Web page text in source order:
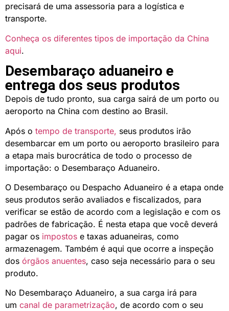
precisará de uma assessoria para a logística e
transporte.
Conheça os diferentes tipos de importação da China
aqui.
Desembaraço aduaneiro e
entrega dos seus produtos
Depois de tudo pronto, sua carga sairá de um porto ou
aeroporto na China com destino ao Brasil.
Após o tempo de transporte, seus produtos irão
desembarcar em um porto ou aeroporto brasileiro para
a etapa mais burocrática de todo o processo de
importação: o Desembaraço Aduaneiro.
O Desembaraço ou Despacho Aduaneiro é a etapa onde
seus produtos serão avaliados e fiscalizados, para
verificar se estão de acordo com a legislação e com os
padrões de fabricação. É nesta etapa que você deverá
pagar os impostos e taxas aduaneiras, como
armazenagem. Também é aqui que ocorre a inspeção
dos órgãos anuentes, caso seja necessário para o seu
produto.
No Desembaraço Aduaneiro, a sua carga irá para
um canal de parametrização, de acordo com o seu